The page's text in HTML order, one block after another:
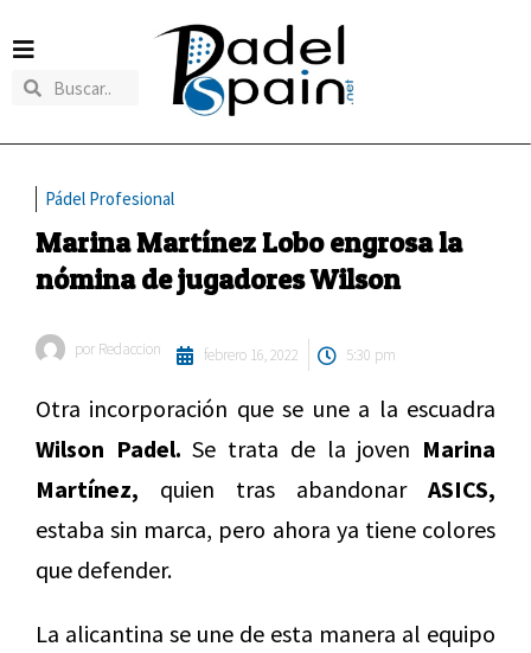
Pádel Profesional
Marina Martínez Lobo engrosa la
nómina de jugadores Wilson
por Redaccion febrero 16, 2022 5:30 pm
Otra incorporación que se une a la escuadra
Wilson Padel. Se trata de la joven Marina
Martínez, quien tras abandonar ASICS,
estaba sin marca, pero ahora ya tiene colores
que defender.
La alicantina se une de esta manera al equipo